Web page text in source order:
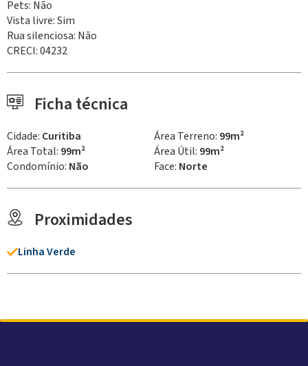
Pets: Não
Vista livre: Sim
Rua silenciosa: Não
CRECI: 04232
Ficha técnica
Cidade: Curitiba Área Terreno: 99m²
Área Total: 99m² Área Útil: 99m²
Condomínio: Não Face: Norte
Proximidades
Linha Verde